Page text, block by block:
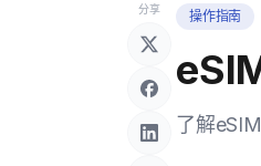
分享 操作指南
了解